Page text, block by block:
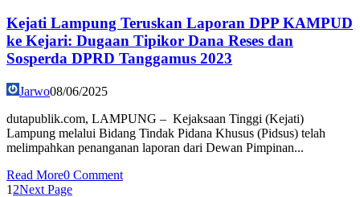
Kejati Lampung Teruskan Laporan DPP KAMPUD
ke Kejari: Dugaan Tipikor Dana Reses dan
Sosperda DPRD Tanggamus 2023
Jarwo08/06/2025
dutapublik.com, LAMPUNG – Kejaksaan Tinggi (Kejati)
Lampung melalui Bidang Tindak Pidana Khusus (Pidsus) telah
melimpahkan penanganan laporan dari Dewan Pimpinan...
Read More0 Comment
1 2Next Page